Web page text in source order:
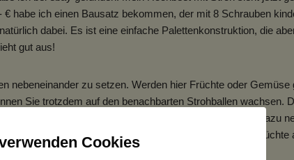
habe ich einen Bausatz bekommen, der mit 8 Schrauben
dabei. Es ist eine einfache Palettenkonstruktion, die
gut aus!
nebeneinander zu setzen. Werden hier Früchte oder Gemüse
Sie trotzdem auf den benachbarten Strohballen wachsen.
nebeneinander eignen sich auch für Pflanzen, die dazu
wir wunderbar ranken und haben viel Platz, um ihre Früchte
ganz kinderleicht geerntet werden.
Cookies